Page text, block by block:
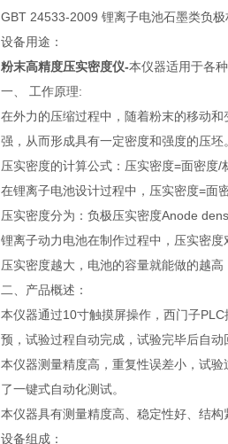
GBT 24533-2009 锂离子电池石墨类负
设备用途：
粉末高精度压实密度仪-本仪器适用于各
一、 工作原理:
在外力的压缩过程中，随着粉末的移动
强，从而形成具有一定密度和强度的压坯。
压实密度的计算公式：压实密度=面密度/
在锂离子电池设计过程中，压实密度=
压实密度分为：负极压实密度Anode
锂离子动力电池在制作过程中，压实密
压实密度越大，电池的容量就能做的越
二、产品概述：
本仪器通过10寸触摸屏操作，西门子
预，试验过程自动完成，试验完毕后自动
本仪器测量精度高，重复性误差小，试
了一键式自动化测试。
本仪器具有测量精度高、稳定性好、结构
设备组成：